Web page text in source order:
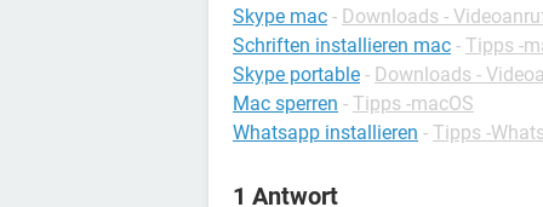
Skype mac - Downloads -
Schriften installieren mac - Tipps -
Skype portable - Downloads -
Mac sperren - Tipps -macOS
Whatsapp installieren - Tipps -
1 Antwort